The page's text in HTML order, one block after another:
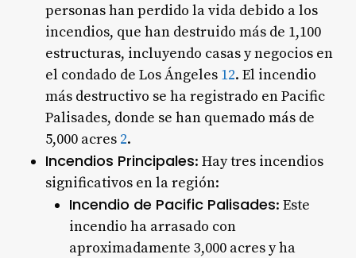
personas han perdido la vida debido a los
incendios, que han destruido más de 1,100
estructuras, incluyendo casas y negocios en
el condado de Los Ángeles 12. El incendio
más destructivo se ha registrado en Pacific
Palisades, donde se han quemado más de
5,000 acres 2.
Incendios Principales: Hay tres incendios
significativos en la región:
Incendio de Pacific Palisades: Este
incendio ha arrasado con
aproximadamente 3,000 acres y ha